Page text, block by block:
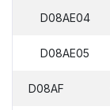
D08AE04
D08AE05
D08AF